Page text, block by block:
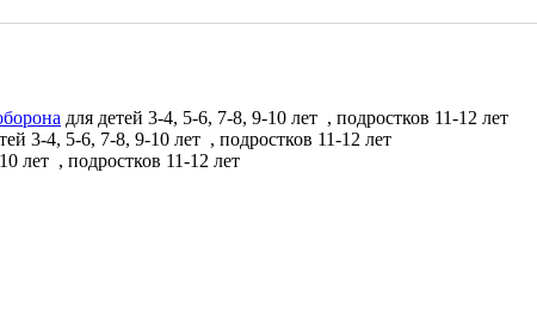
для детей 3-4, 5-6, 7-8, 9-10 лет , подростков 11-12 лет
3-4, 5-6, 7-8, 9-10 лет , подростков 11-12 лет
лет , подростков 11-12 лет